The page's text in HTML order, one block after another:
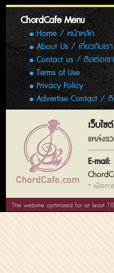
ChordCafe Menu
Home / หน้าหลัก
About Us / เกี่ยวกับเรา
Contact us / ติดต่อเร
Terms of Use
Privacy Policy
Advertise Contact /
เว็บไ
แหล่งร
E-mail:
* เพื่อกา
This website optimized for at least